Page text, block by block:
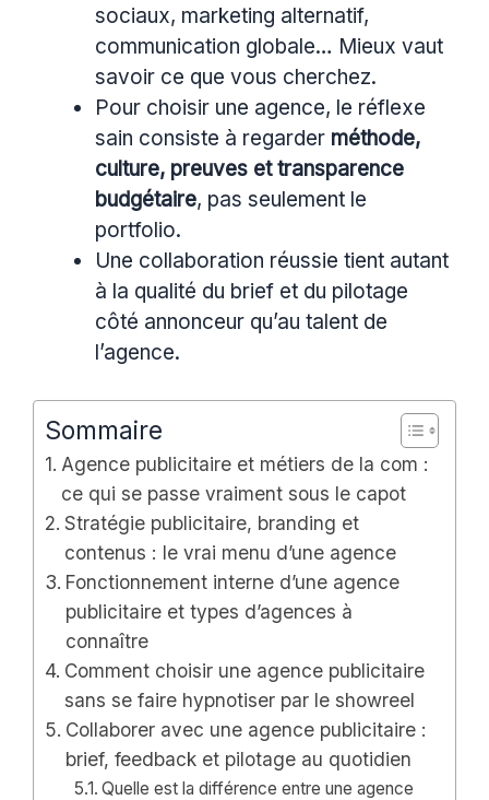
sociaux, marketing alternatif,
communication globale… Mieux vaut
savoir ce que vous cherchez.
Pour choisir une agence, le réflexe
sain consiste à regarder méthode,
culture, preuves et transparence
budgétaire, pas seulement le
portfolio.
Une collaboration réussie tient autant
à la qualité du brief et du pilotage
côté annonceur qu’au talent de
l’agence.
Sommaire
Agence publicitaire et métiers de la com :
ce qui se passe vraiment sous le capot
Stratégie publicitaire, branding et
contenus : le vrai menu d’une agence
Fonctionnement interne d’une agence
publicitaire et types d’agences à
connaître
Comment choisir une agence publicitaire
sans se faire hypnotiser par le showreel
Collaborer avec une agence publicitaire :
brief, feedback et pilotage au quotidien
Quelle est la différence entre une agence